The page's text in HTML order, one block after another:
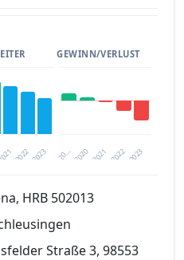
2023
2022
GEWINN/VERLUST
20… 2021 2023
2020 2022
nach kostenloser
verfügbar
HRB 502013
Straße 3, 98553